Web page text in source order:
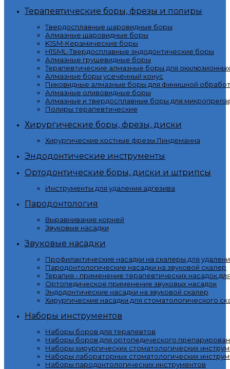
Терапевтические боры, фрезы и полиры
Твердосплавные шаровидные боры
Алмазные шаровидные боры
K1SM-Керамические боры
H1SML-Твердосплавные эндодонтические боры
Алмазные грушевидные боры
Терапевтические алмазные боры для
Алмазные боры усечённый конус
Пиковидные алмазные боры для финишной
Алмазные оливовидные боры
Алмазные и твердосплавные боры для
Полиры терапевтические
Хирургические боры, фрезы, диски
Хирургические костные фрезы Линдеманна
Эндодонтические инструменты
Ортодонтические боры, диски и штрипсы
Инструменты для удаления адгезива
Пародонтология
Выравнивание корней
Звуковые насадки
Звуковые насадки
Профилактические насадки на скалеры для
Пародонтологические насадки на звуковой скалер
Терапия - применение терапевтических насадок
Ортопедическое применение звуковых насадок
Эндодонтические насадки на звуковой скалер
Хирургические насадки для стоматологического
Наборы инструментов
Наборы боров для терапевтов
Наборы боров для ортопедического
Наборы хирургических стоматологических
Наборы лабораторных стоматологических
Наборы пародонтологических инструментов